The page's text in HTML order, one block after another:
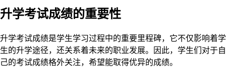
升学考试成绩的重要性
升学考试成绩是学生学习过程中的重要里程碑，它不仅影响着学
生的升学途径，还关系着未来的职业发展。因此，学生们对于自
己的考试成绩格外关注，希望能取得优异的成绩。